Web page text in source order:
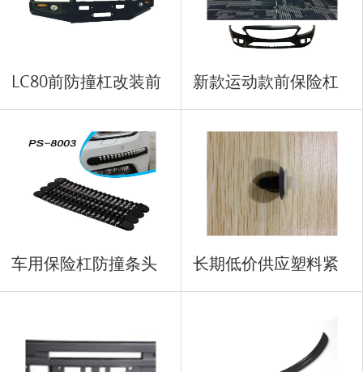
LC80前防撞杠改装前
新款运动款前保险杠
盖板
车用保险杠防撞条头
车用
长期低价供应塑料紧
固扣